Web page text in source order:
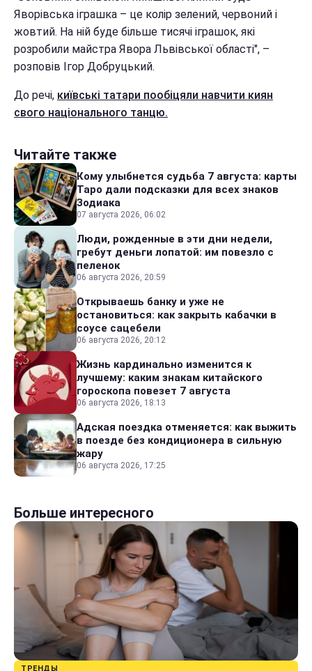
Яворівська іграшка – це колір зелений, червоний і
жовтий. На ній буде більше тисячі іграшок, які
розробили майстра Явора Львівської області", –
розповів Ігор Добруцький.
До речі, київські татари пообіцяли навчити киян
свого національного танцю.
Читайте также
Кому улыбнется судьба 7 августа: карты
Таро дали подсказки для всех знаков
Зодиака
07 августа 2026, 06:02
Люди, рожденные в эти дни недели,
гребут деньги лопатой: им повезло с
пеленок
06 августа 2026, 20:59
Открываешь банку и уже не
остановиться: как закрыть кабачки в
соусе сацебели
06 августа 2026, 20:12
Жизнь кардинально изменится к
лучшему: каким знакам китайского
гороскопа повезет 7 августа
06 августа 2026, 18:13
Адская поездка отменяется: как выжить
в поезде без кондиционера в сильную
жару
06 августа 2026, 17:25
Больше интересного
ТРЕНДЫ